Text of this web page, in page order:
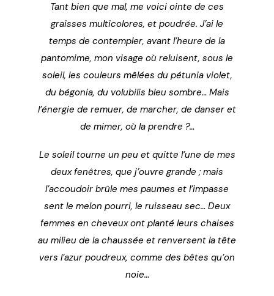
Tant bien que mal, me voici ointe de ces
graisses multicolores, et poudrée. J’ai le
temps de contempler, avant l’heure de la
pantomime, mon visage où reluisent, sous le
soleil, les couleurs mêlées du pétunia violet,
du bégonia, du volubilis bleu sombre… Mais
l’énergie de remuer, de marcher, de danser et
de mimer, où la prendre ?…
Le soleil tourne un peu et quitte l’une de mes
deux fenêtres, que j’ouvre grande ; mais
l’accoudoir brûle mes paumes et l’impasse
sent le melon pourri, le ruisseau sec… Deux
femmes en cheveux ont planté leurs chaises
au milieu de la chaussée et renversent la tête
vers l’azur poudreux, comme des bêtes qu’on
noie…